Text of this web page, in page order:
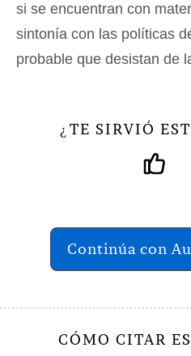
si se encuentran con
sintonía con las políticas
probable que desistan de
¿ TE SIRVIÓ
Continúa con
CÓMO CITAR